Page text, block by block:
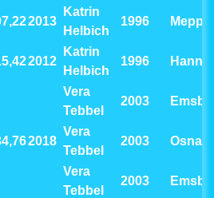
2013
Katrin
Helbich
1996
2012
Katrin
Helbich
1996
Vera
Tebbel
2003
2018
Vera
Tebbel
2003
Vera
Tebbel
2003